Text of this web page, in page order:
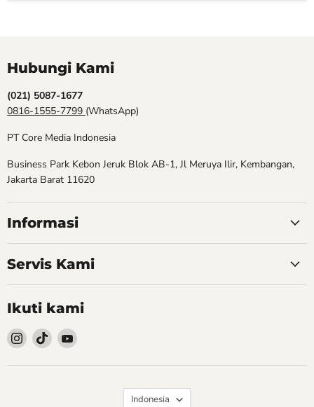
Hubungi Kami
(021) 5087-1677
0816-1555-7799 (WhatsApp)
PT Core Media Indonesia
Business Park Kebon Jeruk Blok AB-1, Jl Meruya Ilir, Kembangan,
Jakarta Barat 11620
Informasi
Servis Kami
Ikuti kami
Follow
kami
Instagram
Follow
kami
TikTok
Follow
YouTube
Bahasa
Indonesia